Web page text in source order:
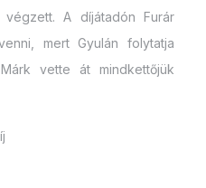
A díjátadón Furár
mert Gyulán folytatja
vette át mindkettőjük